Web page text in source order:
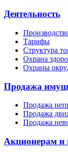
Деятельность
Тарифы
Структура
Охрана
Охраны
Продажа
Продажа
Продажа
Продажа
Акционерам и